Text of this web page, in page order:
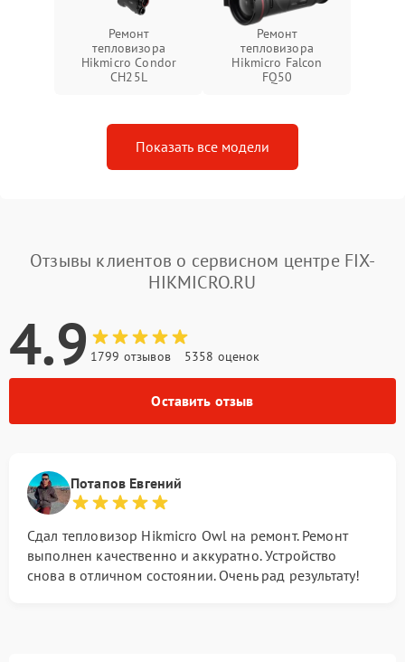
Ремонт
тепловизора
Hikmicro Condor
CH25L
Ремонт
тепловизора
Hikmicro Falcon
FQ50
Показать все модели
Отзывы клиентов о сервисном центре FIX-
HIKMICRO.RU
4.9 1799 отзывов 5358 оценок
Оставить отзыв
Потапов Евгений
Сдал тепловизор Hikmicro Owl на ремонт. Ремонт
выполнен качественно и аккуратно. Устройство
снова в отличном состоянии. Очень рад результату!